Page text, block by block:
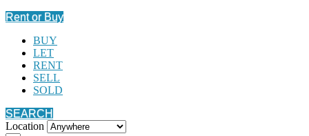
Rent or Buy
BUY
LET
RENT
SELL
SOLD
SEARCH
Location